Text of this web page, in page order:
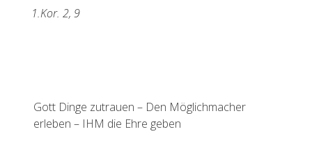
1.Kor. 2, 9
Gott Dinge zutrauen – Den Möglichmacher
erleben – IHM die Ehre geben